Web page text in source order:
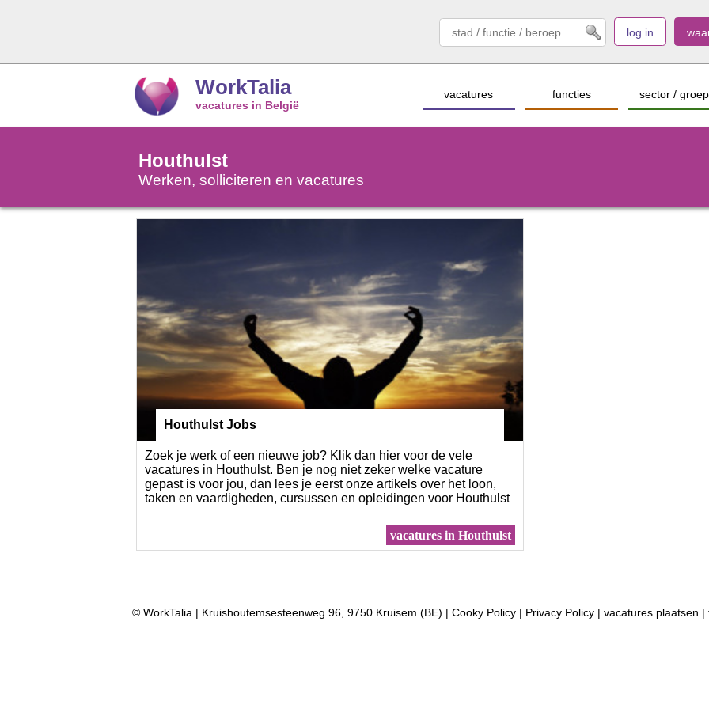
log in
WorkTalia
vacatures in België
sector / groep
functies
vacatures
Houthulst
Werken, solliciteren en vacatures
Houthulst Jobs
Zoek je werk of een nieuwe job? Klik dan hier voor de vele
vacatures in Houthulst. Ben je nog niet zeker welke vacature
gepast is voor jou, dan lees je eerst onze artikels over het loon,
taken en vaardigheden, cursussen en opleidingen voor Houthulst
vacatures in Houthulst
© WorkTalia | Kruishoutemsesteenweg 96, 9750 Kruisem (BE) | Cooky Policy | Privacy Policy | vacatures plaatsen |